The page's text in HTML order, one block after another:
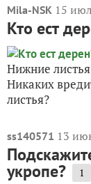
Mila-NSK 15
Кто ест
Нижние
Никаких
листья?
ss140571 13
укропе? 1